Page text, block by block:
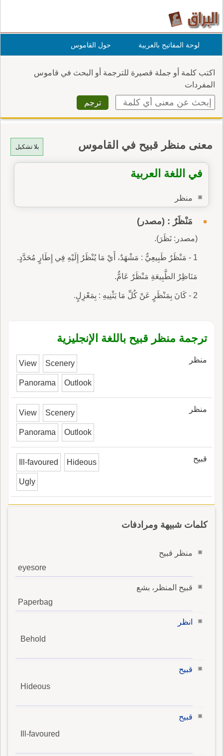
لوحة المفاتيح بالعربية حول القاموس
اكتب كلمة أو جملة قصيرة للترجمة أو البحث في قاموس
المفردات
بلا تشكيل معنى منظر قبيح في القاموس
في اللغة العربية
منظر
مَنْظَرٌ : (مصدر)
(مصدر: نَظَرَ).
1 - مَنْظَرٌ طَبِيعِيٌّ : مَشْهَدٌ، أَيْ مَا يُنْظَرُ إِلَيْهِ فِي إِطَارٍ مُحَدَّدٍ.
مَنَاظِرُ الطَّبِيعَةِ مَنْظَرٌ عَامٌّ.
2 - كَانَ بِمَنْظَرٍ عَنْ كُلِّ مَا يَثْنِيهِ : بِمَعْزِلٍ.
ترجمة منظر قبيح باللغة الإنجليزية
منظر View Scenery
Panorama Outlook
منظر View Scenery
Panorama Outlook
قبيح Ill-favoured Hideous
Ugly
كلمات شبيهة ومرادفات
منظر قبيح
eyesore
قبيح المنظر، بشع
Paperbag
انظر
Behold
قبيح
Hideous
قبيح
Ill-favoured